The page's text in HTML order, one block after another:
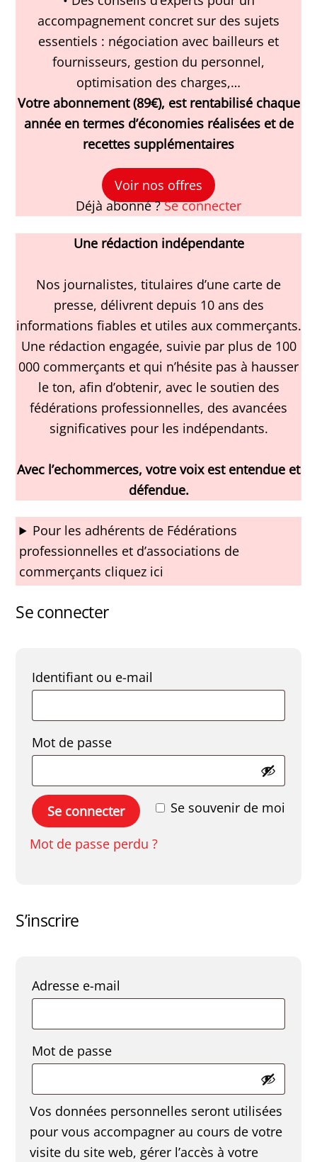
accompagnement concret sur des sujets
essentiels : négociation avec bailleurs et
fournisseurs, gestion du personnel,
optimisation des charges,…
Votre abonnement (89€), est rentabilisé chaque
année en termes d’économies réalisées et de
recettes supplémentaires
Voir nos offres
Déjà abonné ?Se connecter
Une rédaction indépendante
Nos journalistes, titulaires d’une carte de
presse, délivrent depuis 10 ans des
informations fiables et utiles aux commerçants.
Une rédaction engagée, suivie par plus de 100
000 commerçants et qui n’hésite pas à hausser
le ton, afin d’obtenir, avec le soutien des
fédérations professionnelles, des avancées
significatives pour les indépendants.
Avec l’echommerces, votre voix est entendue et
défendue.
Pour les adhérents de Fédérations
professionnelles et d’associations de
commerçants cliquez ici
Se connecter
Identifiant ou e-mail
Mot de passe
Se souvenir de moi
Se connecter
Mot de passe perdu ?
S’inscrire
Adresse e-mail
Mot de passe
Vos données personnelles seront utilisées
pour vous accompagner au cours de votre
visite du site web, gérer l’accès à votre